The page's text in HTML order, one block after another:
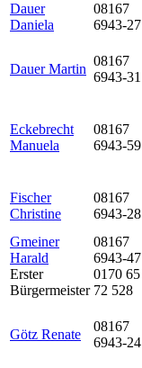
Dauer
Daniela
08167
6943-27
Dauer Martin
08167
6943-31
Eckebrecht
Manuela
08167
6943-59
Fischer
Christine
08167
6943-28
Gmeiner
Harald
Erster
Bürgermeister
08167
6943-47
0170 65
72 528
Götz Renate
08167
6943-24